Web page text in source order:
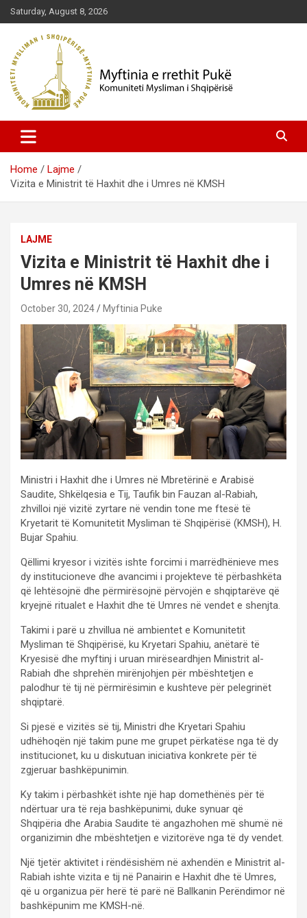
Skip
to
content
Saturday, August 8, 2026
Myftinia Pukë | Faqja Zyrtare
Home
Lajme
Vizita e Ministrit të Haxhit dhe i Umres në KMSH
LAJME
Vizita e Ministrit të Haxhit dhe i
Umres në KMSH
October 30, 2024 Myftinia Puke
Ministri i Haxhit dhe i Umres në Mbretërinë e Arabisë
Saudite, Shkëlqesia e Tij, Taufik bin Fauzan al-Rabiah,
zhvilloi një vizitë zyrtare në vendin tone me ftesë të
Kryetarit të Komunitetit Mysliman të Shqipërisë (KMSH), H.
Bujar Spahiu.
Qëllimi kryesor i vizitës ishte forcimi i marrëdhënieve mes
dy institucioneve dhe avancimi i projekteve të përbashkëta
që lehtësojnë dhe përmirësojnë përvojën e shqiptarëve që
kryejnë ritualet e Haxhit dhe të Umres në vendet e shenjta.
Takimi i parë u zhvillua në ambientet e Komunitetit
Mysliman të Shqipërisë, ku Kryetari Spahiu, anëtarë të
Kryesisë dhe myftinj i uruan mirëseardhjen Ministrit al-
Rabiah dhe shprehën mirënjohjen për mbështetjen e
palodhur të tij në përmirësimin e kushteve për pelegrinët
shqiptarë.
Si pjesë e vizitës së tij, Ministri dhe Kryetari Spahiu
udhëhoqën një takim pune me grupet përkatëse nga të dy
institucionet, ku u diskutuan iniciativa konkrete për të
zgjeruar bashkëpunimin.
Ky takim i përbashkët ishte një hap domethënës për të
ndërtuar ura të reja bashkëpunimi, duke synuar që
Shqipëria dhe Arabia Saudite të angazhohen më shumë në
organizimin dhe mbështetjen e vizitorëve nga të dy vendet.
Një tjetër aktivitet i rëndësishëm në axhendën e Ministrit al-
Rabiah ishte vizita e tij në Panairin e Haxhit dhe të Umres,
që u organizua për herë të parë në Ballkanin Perëndimor në
bashkëpunim me KMSH-në.